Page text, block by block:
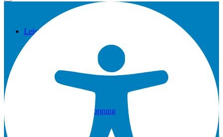
Leistungen
Textile Vollversorgung